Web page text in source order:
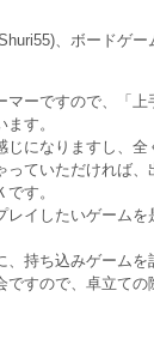
、ボードゲ
マーですので、「
す。
になりますし、全
ていただければ、
す。
レイしたいゲーム
持ち込みゲームを
ですので、卓立て